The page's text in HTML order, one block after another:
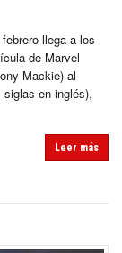
llega a los
de Marvel
Mackie) al
en inglés),
Leer más